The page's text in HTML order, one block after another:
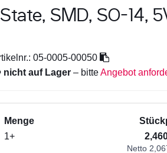
SMD, SO-14,
05-0005-00050
nicht auf Lager – bitteAngebot
Menge
1+
Netto